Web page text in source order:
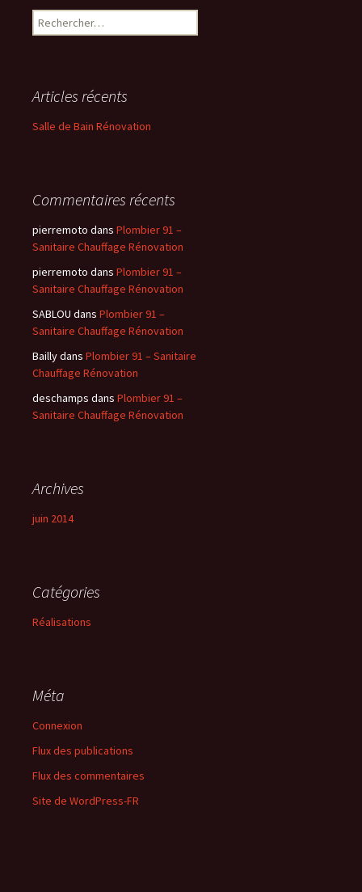
Rechercher :
Articles récents
Salle de Bain Rénovation
Commentaires récents
pierremoto dans Plombier 91 –
Sanitaire Chauffage Rénovation
pierremoto dans Plombier 91 –
Sanitaire Chauffage Rénovation
SABLOU dans Plombier 91 –
Sanitaire Chauffage Rénovation
Baillydans Plombier 91 – Sanitaire
Chauffage Rénovation
deschamps dans Plombier 91 –
Sanitaire Chauffage Rénovation
Archives
juin 2014
Catégories
Réalisations
Méta
Connexion
Flux des publications
Flux des commentaires
Site de WordPress-FR